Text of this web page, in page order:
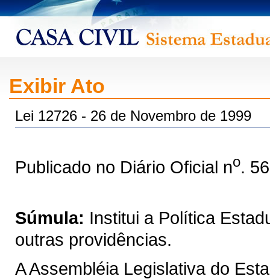
Exibir Ato
Lei 12726 - 26 de Novembro de 1999
Publicado no Diário Oficial no.
Súmula: Institui a Política
outras providências.
A Assembléia Legislativa do